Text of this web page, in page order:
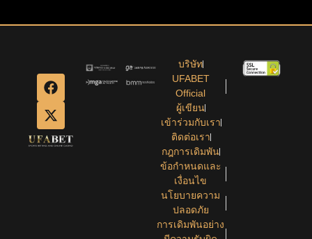
บริษัท
UFABET
Official
ผู้เขียน
เข้าร่วมกับเรา
ติดต่อเรา
กฎการเดิมพัน
ข้อกำหนดและ
เงื่อนไข
นโยบายความ
ปลอดภัย
การเดิมพันอย่าง